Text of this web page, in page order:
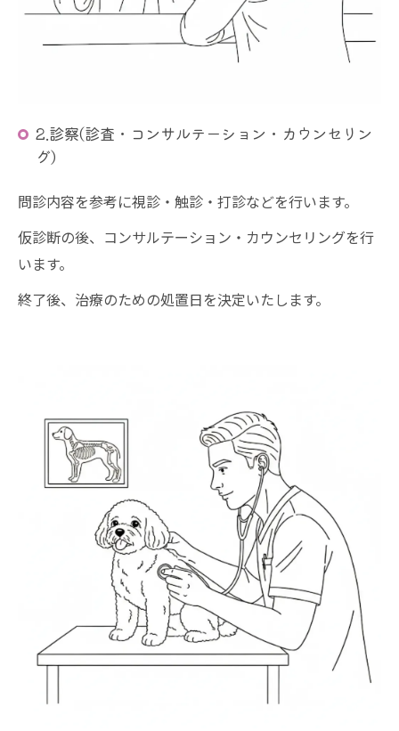
2.診察(診査・コンサルテーション・カウンセリン
グ)
問診内容を参考に視診・触診・打診などを行います。
仮診断の後、コンサルテーション・カウンセリングを行
います。
終了後、治療のための処置日を決定いたします。